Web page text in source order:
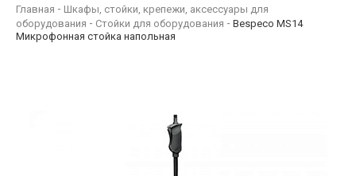
Главная
Шкафы, стойки, крепежи, аксессуары для
оборудования
Стойки для оборудования
Bespeco MS14
Микрофонная стойка напольная